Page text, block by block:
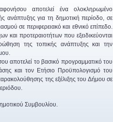
αποτελεί ένα ολοκληρωμένο
ανάπτυξης για τη δημοτική περίοδο, σε
σε περιφερειακό και εθνικό επίπεδο.
και προτεραιοτήτων που εξειδικεύονται
της τοπικής ανάπτυξης και την
αποτελεί το βασικό προγραμματικό του
και τον Ετήσιο Προϋπολογισμό του
της εξέλιξης του Δήμου σε
Συμβουλίου.